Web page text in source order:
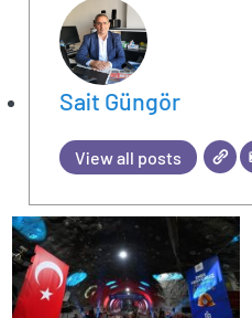
Sait Güngör
View all posts